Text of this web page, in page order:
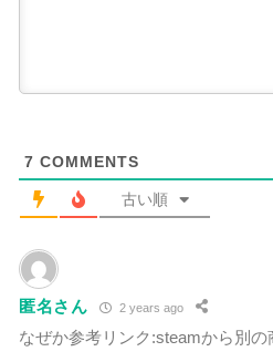
7 COMMENTS
古い順
匿名さん 2 years ago
なぜか参考リンク:steamから別